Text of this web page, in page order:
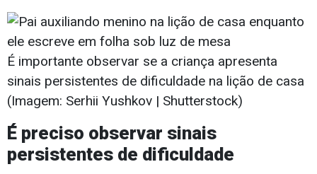
É importante observar se a criança apresenta
sinais persistentes de dificuldade na lição de casa
(Imagem: Serhii Yushkov | Shutterstock)
É preciso observar sinais
persistentes de dificuldade